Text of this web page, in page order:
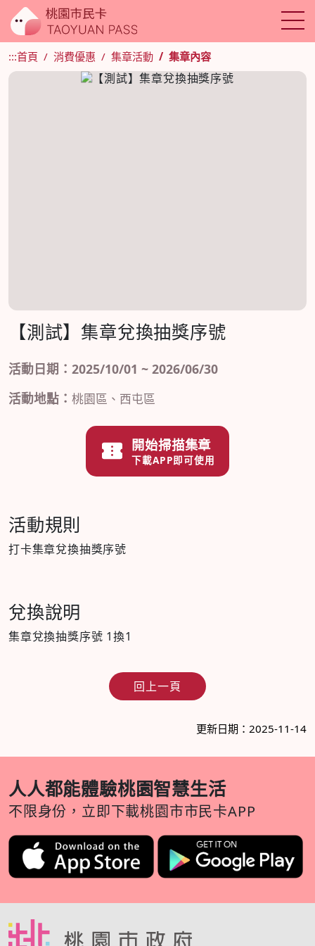
:::首頁 消費優惠 集章活動 集章內容
【測試】集章兌換抽獎序號
活動日期：2025/10/01 ~ 2026/06/30
活動地點： 桃園區、西屯區
開始掃描集章
下載APP即可使用
活動規則
打卡集章兌換抽獎序號
兌換說明
集章兌換抽獎序號 1換1
回上一頁
更新日期：2025-11-14
人人都能體驗桃園智慧生活
不限身份，立即下載桃園市市民卡APP